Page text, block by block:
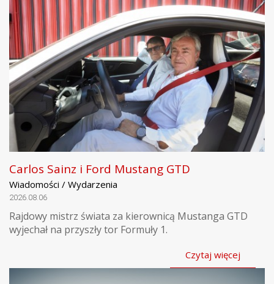
Carlos Sainz i Ford Mustang GTD
Wiadomości / Wydarzenia
2026.08.06
Rajdowy mistrz świata za kierownicą Mustanga GTD
wyjechał na przyszły tor Formuły 1.
Czytaj więcej